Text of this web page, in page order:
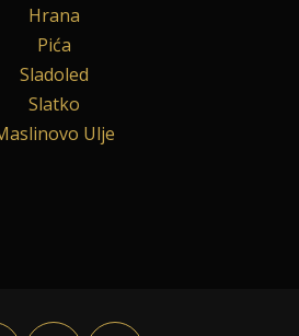
Hrana
Pića
Sladoled
Slatko
Ulje